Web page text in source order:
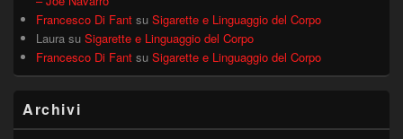
Francesco Di Fant su Sigarette e Linguaggio del Corpo
Laura su Sigarette e Linguaggio del Corpo
Francesco Di Fant su Sigarette e Linguaggio del Corpo
Archivi